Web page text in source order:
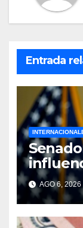
Entrada
AGO 6, 2026